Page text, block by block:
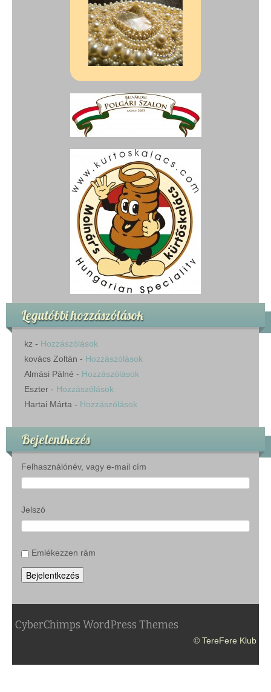
Legutóbbi hozzászólások
kz - Hozzászólások
kovács Zoltán - Hozzászólások
Almási Pálné - Hozzászólások
Eszter - Hozzászólások
Hartai Márta - Hozzászólások
Bejelentkezés
Felhasználónév, vagy e-mail cím
Jelszó
Emlékezzen rám
Bejelentkezés
CyberChimps WordPress Themes
© TereFere Klub